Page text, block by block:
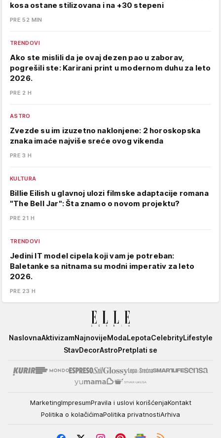
kosa ostane stilizovana i na +30 stepeni
PRE 52 MIN
TRENDOVI
Ako ste mislili da je ovaj dezen pao u zaborav,
pogrešili ste: Karirani print u modernom duhu za leto
2026.
PRE 2 H
ASTRO
Zvezde su im izuzetno naklonjene: 2 horoskopska
znaka imaće najviše sreće ovog vikenda
PRE 3 H
KULTURA
Billie Eilish u glavnoj ulozi filmske adaptacije romana
"The Bell Jar": Šta znamo o novom projektu?
PRE 21 H
TRENDOVI
Jedini IT model cipela koji vam je potreban:
Baletanke sa nitnama su modni imperativ za leto
2026.
PRE 23 H
Elle
NaslovnaAktivizamNajnovijeModaLepotaCelebrityLifestyle
StavDecorAstroPretplati se
MarketingImpresumPravila i uslovi korišćenjaKontakt
Politika o kolačićimaPolitika privatnostiArhiva